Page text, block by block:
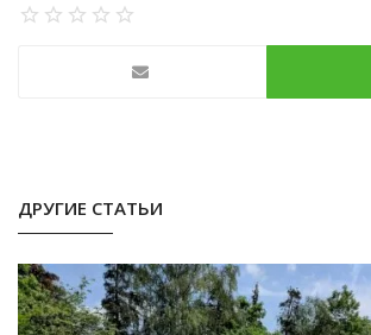
ДРУГИЕ СТАТЬИ